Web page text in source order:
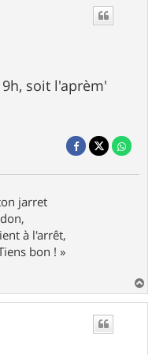
soit l'aprèm'
jarret
à l'arrêt,
bon ! »
a